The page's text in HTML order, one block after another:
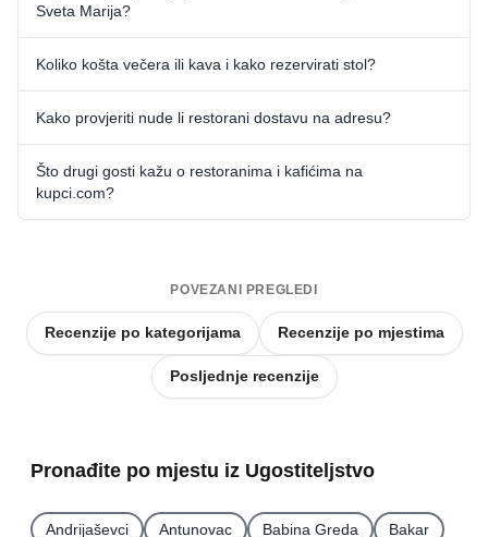
Sveta Marija?
Koliko košta večera ili kava i kako rezervirati stol?
Kako provjeriti nude li restorani dostavu na adresu?
Što drugi gosti kažu o restoranima i kafićima na
kupci.com?
POVEZANI PREGLEDI
Recenzije po kategorijama Recenzije po mjestima
Posljednje recenzije
Pronađite po mjestu iz Ugostiteljstvo
Andrijaševci Antunovac Babina Greda
Bakar